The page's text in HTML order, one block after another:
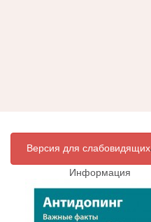
Версия для слабовидящих
Информация